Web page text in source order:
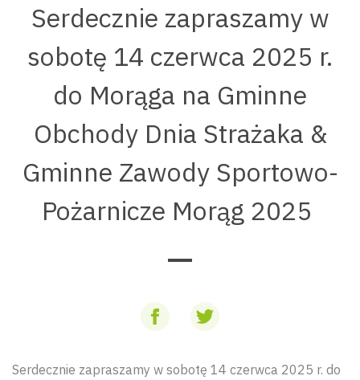
Serdecznie zapraszamy w
sobotę 14 czerwca 2025 r.
do Morąga na Gminne
Obchody Dnia Strażaka &
Gminne Zawody Sportowo-
Pożarnicze Morąg 2025
Serdecznie zapraszamy w sobotę 14 czerwca 2025 r. do